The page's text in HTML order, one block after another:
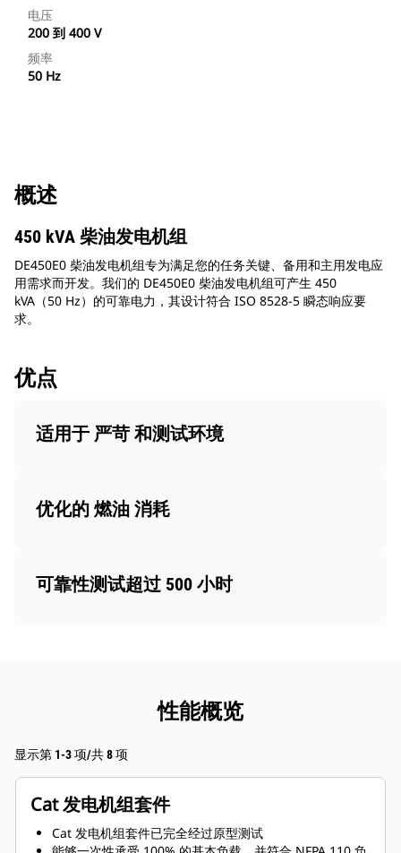
电压
200 到 400 V
频率
50 Hz
概述
450 kVA 柴油发电机组
DE450E0 柴油发电机组专为满足您的任务关键、备用和主用发电应
用需求而开发。我们的 DE450E0 柴油发电机组可产生 450
kVA（50 Hz）的可靠电力，其设计符合 ISO 8528-5 瞬态响应要
求。
优点
适用于 严苛 和测试环境
优化的 燃油 消耗
可靠性测试超过 500 小时
性能概览
显示第 1-3 项/共 8 项
Cat 发电机组套件
Cat 发电机组套件已完全经过原型测试